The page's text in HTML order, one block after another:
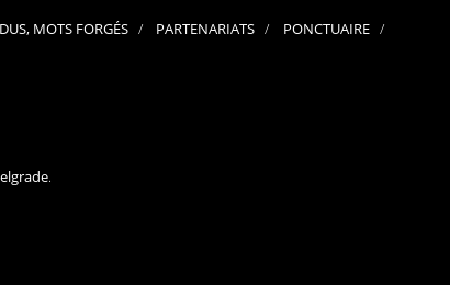
MOTS FORGÉS PARTENARIATS PONCTUAIRE
.